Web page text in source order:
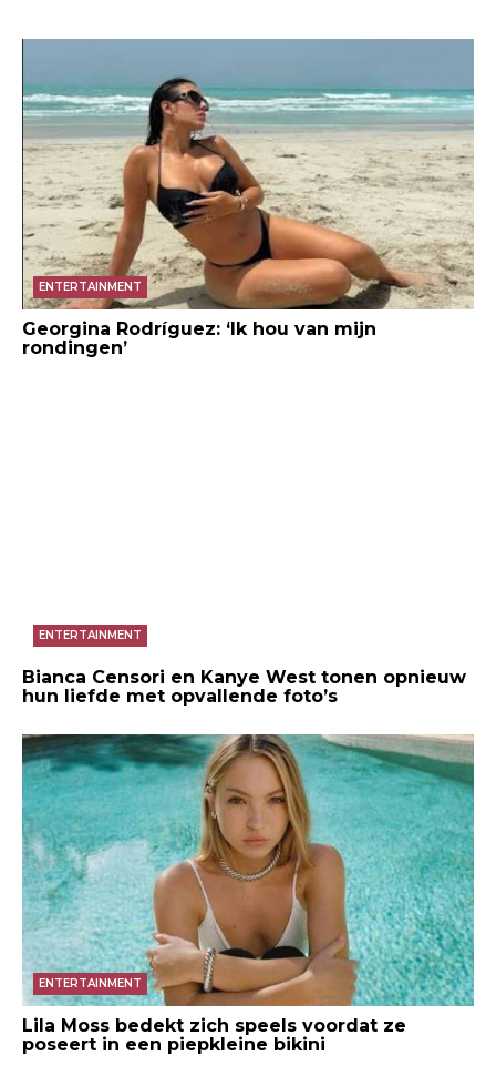
AFP / M. Bertorello
ENTERTAINMENT
Georgina Rodríguez: ‘Ik hou van mijn
rondingen’
ENTERTAINMENT
Bianca Censori en Kanye West tonen opnieuw
hun liefde met opvallende foto’s
ENTERTAINMENT
Lila Moss bedekt zich speels voordat ze
poseert in een piepkleine bikini